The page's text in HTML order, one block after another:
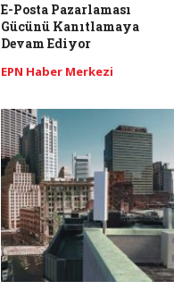
E-Posta Pazarlaması
Gücünü Kanıtlamaya
Devam Ediyor
EPN Haber Merkezi